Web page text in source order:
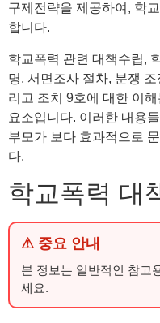
구제전략을 제공하여, 학
합니다.
학교폭력 관련 대책수립,
명, 서면조사 절차, 분쟁
리고 조치 9호에 대한 이
요소입니다. 이러한 내용
부모가 보다 효과적으로
다.
학교폭력 대
⚠ 중요 안내
본 정보는 일반적인 참고
세요.